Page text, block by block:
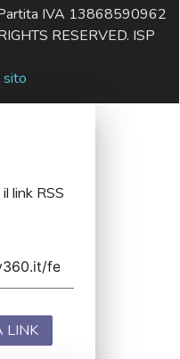
IVA 13868590962
RESERVED. ISP
sito
link RSS
LINK